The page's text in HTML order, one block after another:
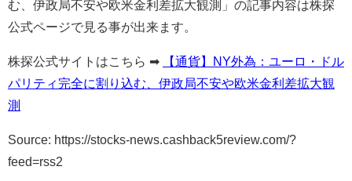
む、伊政局不安や欧米金利差拡大観測」の記事内容は株探
公式ページで見る事が出来ます。
株探公式サイトはこちら ➡
【通貨】NY外為：ユーロ・ドル
パリティ完全に割り込む、伊政局不安や欧米金利差拡大観
測
Source: https://stocks-news.cashback5review.com/?
feed=rss2